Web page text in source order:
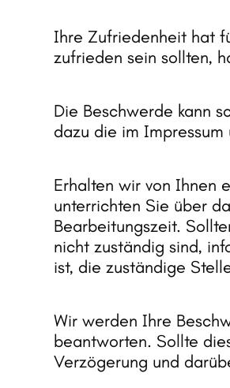
Ihre Zufriedenheit hat
zufrieden sein sollten,
Die Beschwerde kann
dazu die im Impressum
Erhalten wir von Ihnen
unterrichten Sie über
Bearbeitungszeit.
nicht zuständig sind,
ist, die zuständige
Wir werden Ihre
beantworten. Sollte
Verzögerung und